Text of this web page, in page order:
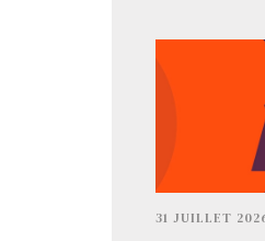
31 JUILLET